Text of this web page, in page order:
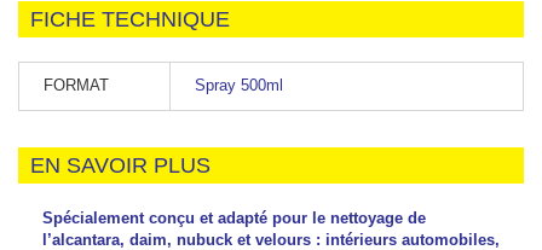
FICHE TECHNIQUE
FORMAT Spray 500ml
EN SAVOIR PLUS
Spécialement conçu et adapté pour le nettoyage de
l’alcantara, daim, nubuck et velours : intérieurs automobiles,